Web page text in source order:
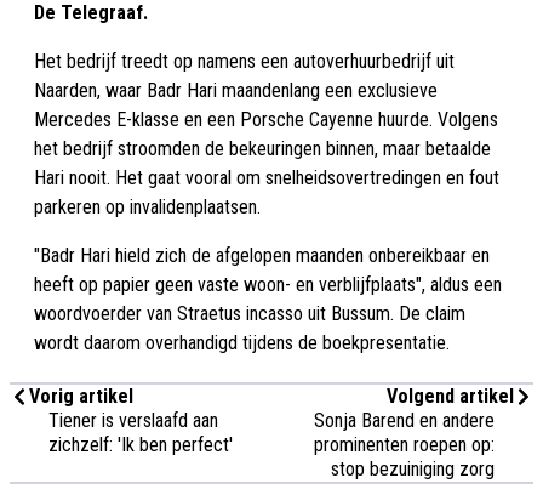
De Telegraaf.
Het bedrijf treedt op namens een autoverhuurbedrijf uit
Naarden, waar Badr Hari maandenlang een exclusieve
Mercedes E-klasse en een Porsche Cayenne huurde. Volgens
het bedrijf stroomden de bekeuringen binnen, maar betaalde
Hari nooit. Het gaat vooral om snelheidsovertredingen en fout
parkeren op invalidenplaatsen.
"Badr Hari hield zich de afgelopen maanden onbereikbaar en
heeft op papier geen vaste woon- en verblijfplaats", aldus een
woordvoerder van Straetus incasso uit Bussum. De claim
wordt daarom overhandigd tijdens de boekpresentatie.
Vorig artikel
Tiener is verslaafd aan
zichzelf: 'Ik ben perfect'
Volgend artikel
Sonja Barend en andere
prominenten roepen op:
stop bezuiniging zorg